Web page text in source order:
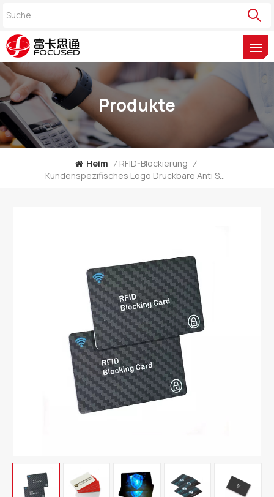
Produkte
Heim / RFID-Blockierung /
Kundenspezifisches Logo Druckbare Anti Skimming 13,56 MHz RFID-Sperrkarte